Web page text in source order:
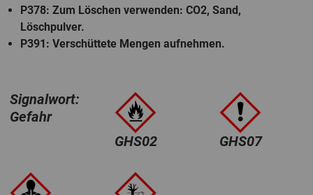
P378: Zum Löschen verwenden: CO2, Sand,
Löschpulver.
P391: Verschüttete Mengen aufnehmen.
Signalwort:
Gefahr
GHS02
GHS07